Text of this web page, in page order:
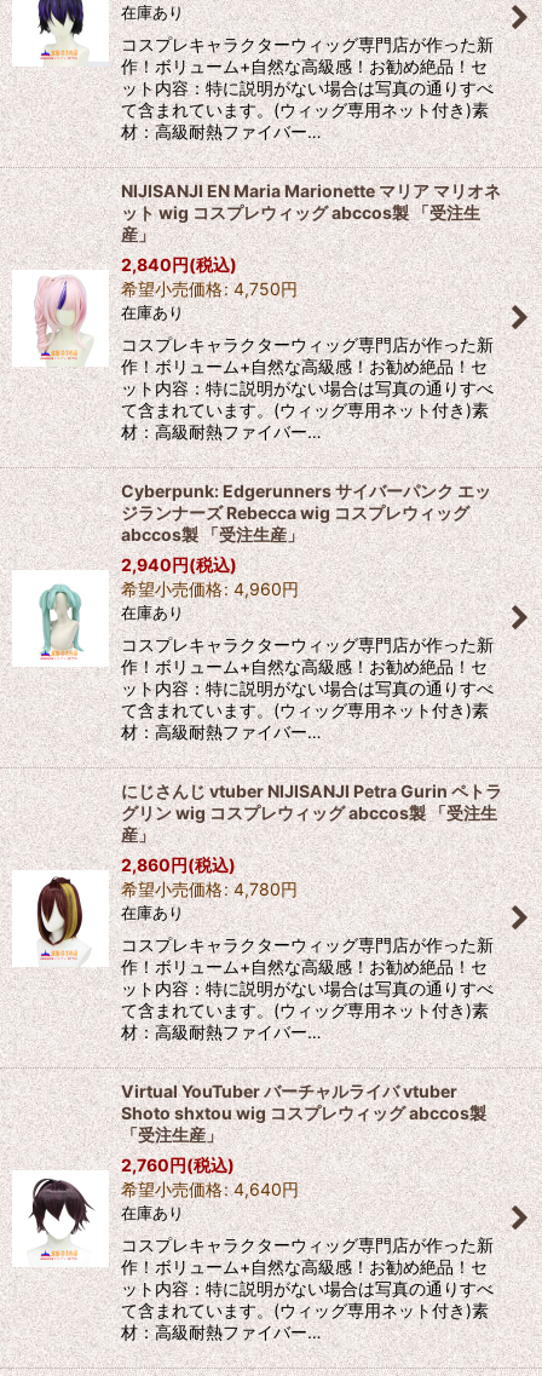
在庫あり
コスプレキャラクターウィッグ専門店が作った新
作！ボリューム+自然な高級感！お勧め絶品！セ
ット内容：特に説明がない場合は写真の通りすべ
て含まれています。(ウィッグ専用ネット付き)素
材：高級耐熱ファイバー…
NIJISANJI EN Maria Marionette マリア マリオネ
ット wig コスプレウィッグ abccos製 「受注生
産」
2,840円(税込)
希望小売価格: 4,750円
在庫あり
コスプレキャラクターウィッグ専門店が作った新
作！ボリューム+自然な高級感！お勧め絶品！セ
ット内容：特に説明がない場合は写真の通りすべ
て含まれています。(ウィッグ専用ネット付き)素
材：高級耐熱ファイバー…
Cyberpunk: Edgerunners サイバーパンク エッ
ジランナーズ Rebecca wig コスプレウィッグ
abccos製 「受注生産」
2,940円(税込)
希望小売価格: 4,960円
在庫あり
コスプレキャラクターウィッグ専門店が作った新
作！ボリューム+自然な高級感！お勧め絶品！セ
ット内容：特に説明がない場合は写真の通りすべ
て含まれています。(ウィッグ専用ネット付き)素
材：高級耐熱ファイバー…
にじさんじ vtuber NIJISANJI Petra Gurin ペトラ
グリン wig コスプレウィッグ abccos製 「受注生
産」
2,860円(税込)
希望小売価格: 4,780円
在庫あり
コスプレキャラクターウィッグ専門店が作った新
作！ボリューム+自然な高級感！お勧め絶品！セ
ット内容：特に説明がない場合は写真の通りすべ
て含まれています。(ウィッグ専用ネット付き)素
材：高級耐熱ファイバー…
Virtual YouTuber バーチャルライバ vtuber
Shoto shxtou wig コスプレウィッグ abccos製
「受注生産」
2,760円(税込)
希望小売価格: 4,640円
在庫あり
コスプレキャラクターウィッグ専門店が作った新
作！ボリューム+自然な高級感！お勧め絶品！セ
ット内容：特に説明がない場合は写真の通りすべ
て含まれています。(ウィッグ専用ネット付き)素
材：高級耐熱ファイバー…